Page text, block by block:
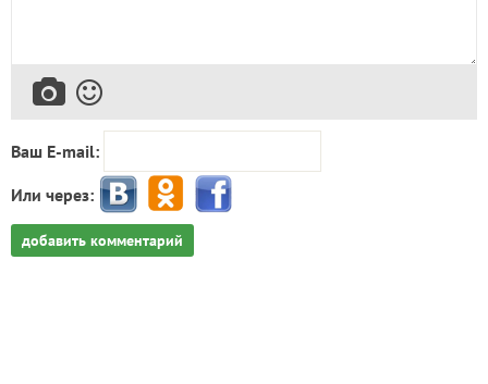
Ваш E-mail:
Или через:
добавить комментарий